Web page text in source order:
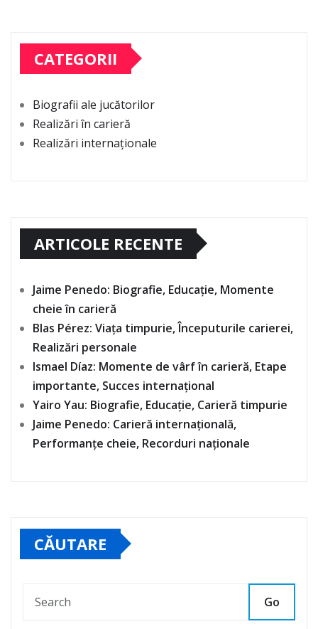
CATEGORII
Biografii ale jucătorilor
Realizări în carieră
Realizări internaționale
ARTICOLE RECENTE
Jaime Penedo: Biografie, Educație, Momente
cheie în carieră
Blas Pérez: Viața timpurie, Începuturile carierei,
Realizări personale
Ismael Díaz: Momente de vârf în carieră, Etape
importante, Succes internațional
Yairo Yau: Biografie, Educație, Carieră timpurie
Jaime Penedo: Carieră internațională,
Performanțe cheie, Recorduri naționale
CĂUTARE
Go